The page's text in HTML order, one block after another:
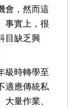
會，然而這
事實上，很
目缺乏興
級時轉學至
適應傳統私
量作業、